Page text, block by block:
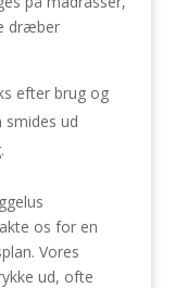
dræber
efter brug og
smides ud
os for en
Vores
ud, ofte